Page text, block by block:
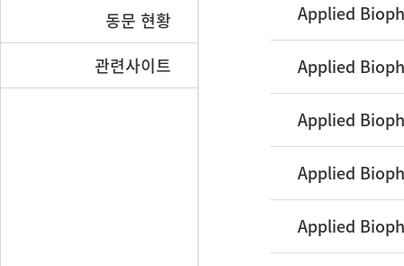
동문 현황
관련사이트
Applied
Applied
Applied
Applied
Applied